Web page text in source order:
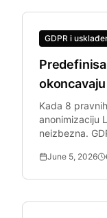
GDPR i
Kada 8
anonimizaciju
neizbezna.
June 5, 2026